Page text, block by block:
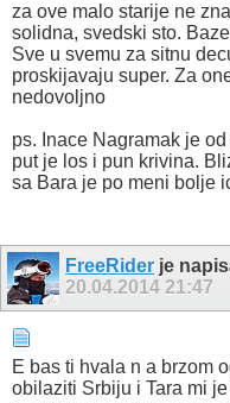
za ove malo starije ne
solidna, svedski sto.
Sve u svemu za sitnu
proskijavaju super. Za
nedovoljno
ps. Inace Nagramak je
put je los i pun krivina.
sa Bara je po meni bolje
FreeRider je
20.04.2014 21:47
E bas ti hvala n a brzom
obilaziti Srbiju i Tara mi